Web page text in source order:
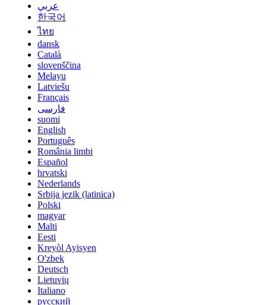
عربي
한국어
ไทย
dansk
Català
slovenščina
Melayu
Latviešu
Français
فارسی
suomi
English
Português
România limbi
Español
hrvatski
Nederlands
Srbija jezik (latinica)
Polski
magyar
Malti
Eesti
Kreyòl Ayisyen
O'zbek
Deutsch
Lietuvių
Italiano
русский